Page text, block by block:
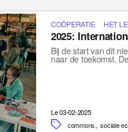
COÖPERATIE HET
2025:
Bij de start van dit
naar de toekomst.
Le 03-02-2025
commons,sociale